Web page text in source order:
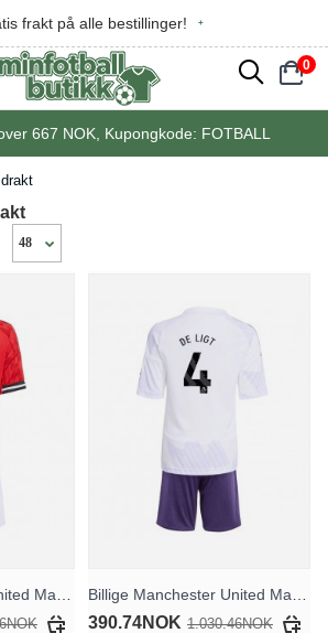
frakt på alle bestillinger!
󰂨 0
󰃠
667 NOK, Kupongkode: FOTBALL
390.74NOK 1.030.46NOK